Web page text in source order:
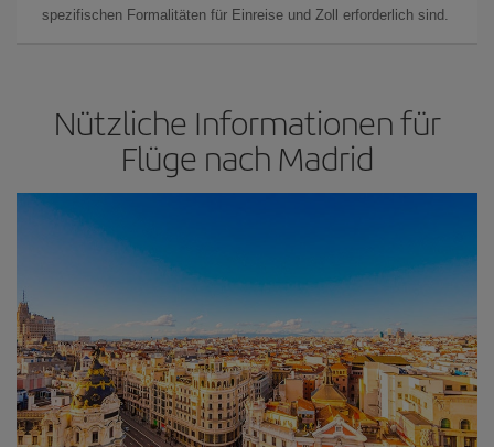
spezifischen Formalitäten für Einreise und Zoll erforderlich sind.
Nützliche Informationen für
Flüge nach Madrid